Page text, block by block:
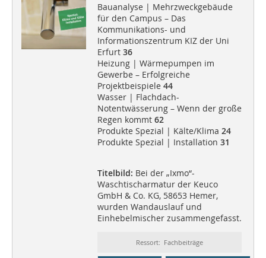
Bauanalyse | Mehrzweckgebäude
für den Campus – Das
Kommunikations- und
Informationszentrum KIZ der Uni
Erfurt 36
Heizung | Wärmepumpen im
Gewerbe – Erfolgreiche
Projektbeispiele 44
Wasser | Flachdach-
Notentwässerung – Wenn der große
Regen kommt 62
Produkte Spezial | Kälte/Klima 24
Produkte Spezial | Installation 31
Titelbild: Bei der „Ixmo“-
Waschtischarmatur der Keuco
GmbH & Co. KG, 58653 Hemer,
wurden Wandauslauf und
Einhebelmischer zusammengefasst.
Ressort: Fachbeiträge